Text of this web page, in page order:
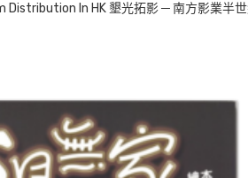
Distribution In HK 墾光拓影 ─ 南方影業半